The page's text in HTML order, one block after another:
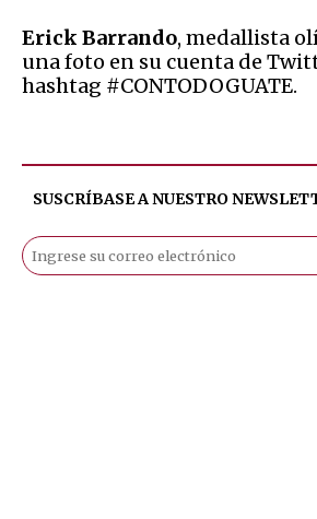
Erick Barrando, medallista
una foto en su cuenta de
hashtag #CONTODOGUATE.
SUSCRÍBASE A NUESTRO